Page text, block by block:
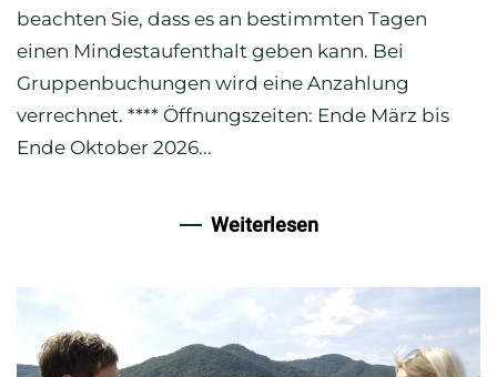
beachten Sie, dass es an bestimmten Tagen
einen Mindestaufenthalt geben kann. Bei
Gruppenbuchungen wird eine Anzahlung
verrechnet. **** Öffnungszeiten: Ende März bis
Ende Oktober 2026...
Weiterlesen